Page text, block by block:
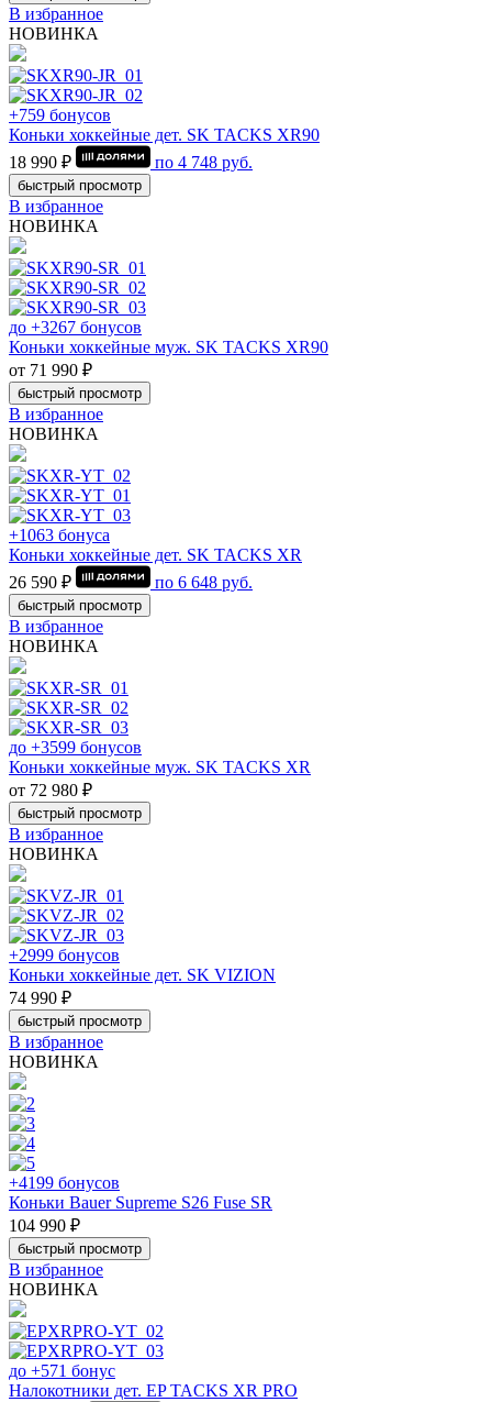
В избранное
НОВИНКА
+759 бонусов
Коньки хоккейные дет. SK TACKS XR90
18 990 ₽
по 4 748 руб.
быстрый просмотр
В избранное
НОВИНКА
до +3267 бонусов
Коньки хоккейные муж. SK TACKS XR90
от 71 990 ₽
быстрый просмотр
В избранное
НОВИНКА
+1063 бонуса
Коньки хоккейные дет. SK TACKS XR
26 590 ₽
по 6 648 руб.
быстрый просмотр
В избранное
НОВИНКА
до +3599 бонусов
Коньки хоккейные муж. SK TACKS XR
от 72 980 ₽
быстрый просмотр
В избранное
НОВИНКА
+2999 бонусов
Коньки хоккейные дет. SK VIZION
74 990 ₽
быстрый просмотр
В избранное
НОВИНКА
+4199 бонусов
Коньки Bauer Supreme S26 Fuse SR
104 990 ₽
быстрый просмотр
В избранное
НОВИНКА
до +571 бонус
Налокотники дет. EP TACKS XR PRO